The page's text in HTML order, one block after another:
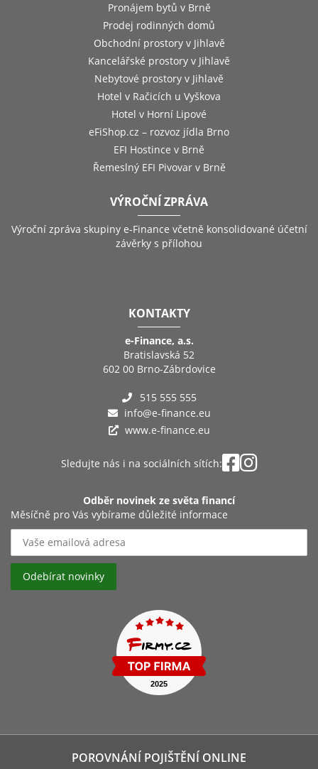
Pronájem bytů v Brně
Prodej rodinných domů
Obchodní prostory v Jihlavě
Kancelářské prostory v Jihlavě
Nebytové prostory v Jihlavě
Hotel v Račicích u Vyškova
Hotel v Horní Lipové
eFiShop.cz – rozvoz jídla Brno
EFI Hostince v Brně
Řemeslný EFI Pivovar v Brně
VÝROČNÍ ZPRÁVA
Výroční zpráva skupiny e-Finance včetně konsolidované účetní
závěrky s přílohou
KONTAKTY
e-Finance, a.s.
Bratislavská 52
602 00 Brno-Zábrdovice
515 555 555
info@e-finance.eu
www.e-finance.eu
Sledujte nás i na sociálních sítích:
Odběr novinek ze světa financí
Měsíčně pro Vás vybírame důležité informace
POROVNÁNÍ POJIŠTĚNÍ ONLINE